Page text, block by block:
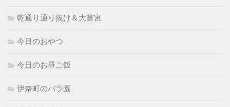
乾通り通り抜け＆大嘗宮
今日のおやつ
今日のお昼ご飯
伊奈町のバラ園